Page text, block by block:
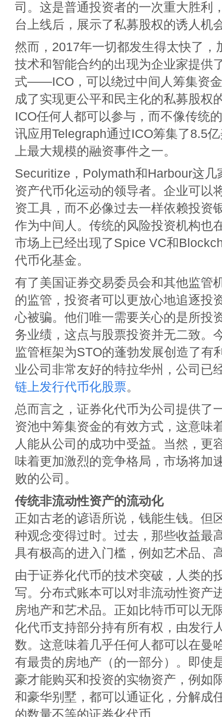
司。这是普通投资者的一次重大胜利
台上线后，展示了私募股权的诱人机
然而，2017年一切都发生得太快了，
技术和智能合约的出现为企业家提供
式——ICO，可以绕过中间人筹集资
成了实现更公平和民主化的私募股权
ICO任何人都可以参与，而不像传统
讯应用Telegraph通过ICO筹集了8.5
上最大规模的融资事件之一。
Securitize，Polymath和Harbour这几
资产代币化运动的领导者。企业可以
资工具，而不必像过去一样依赖投资
作为中间人。传统的风险投资机构也
市场上已经出现了Spice VC和
代币化基金。
有了美国证券交易委员会和其他监管
的监管，投资者可以更放心地追逐投
心被骗。他们唯一需要关心的是所投
务业绩，这点与股票投资并无二致。
监管框架为STO的蓬勃发展创造了有
业公司非常友好的特拉华州，公司已
链上发行代币化股票。
总而言之，证券化代币为公司提供了
资池中筹集资金的有效方式，这意味
人能从公司的成功中受益。当然，更
味着更加激烈的竞争格局，市场将加
败的公司。
传统非流动性资产的流动化
正如古老的谚语所说，钱能生钱。但
种观念变得过时。过去，那些收益最
具有极高的进入门槛，例如艺术品、
由于证券化代币的技术突破，人类的
写。分布式账本可以对非流动性资产
房地产和艺术品。正如比特币可以无
化代币支持部分持有所有权，由发行
数。这意味着几乎任何人都可以在曼
有最贵的房地产（的一部分）。即使
豪才能购买和投资的实物资产，例如
和豪华别墅，都可以通证化，分解成
的数量不等的证券化代币。